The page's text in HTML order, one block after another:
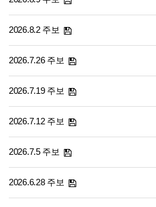
2026.8.2 주보
2026.7.26 주보
2026.7.19 주보
2026.7.12 주보
2026.7.5 주보
2026.6.28 주보